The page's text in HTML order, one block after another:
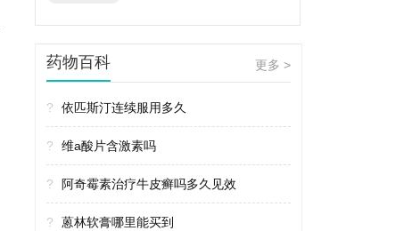
药物百科 更多 >
? 依匹斯汀连续服用多久
? 维a酸片含激素吗
? 阿奇霉素治疗牛皮癣吗多久见效
? 蒽林软膏哪里能买到